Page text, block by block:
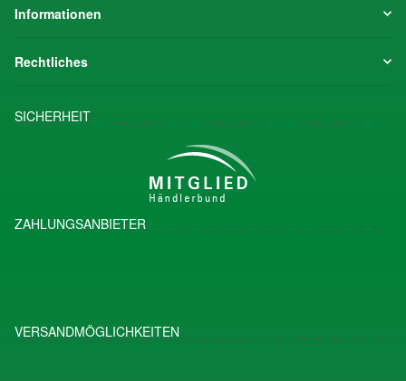
Informationen
Rechtliches
SICHERHEIT
ZAHLUNGSANBIETER
VERSANDMÖGLICHKEITEN